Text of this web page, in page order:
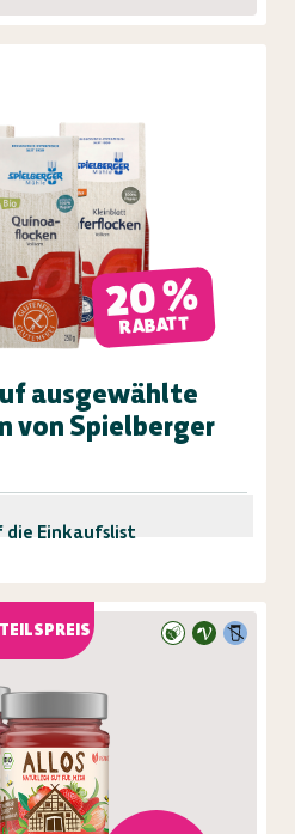
20 %
RABATT
ausgewählte
von Spielberger
die Einkaufsliste